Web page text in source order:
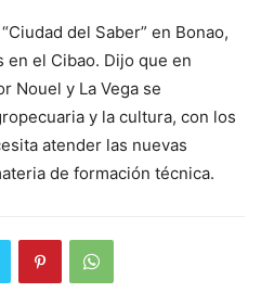
del Saber” en Bonao,
en el Cibao. Dijo que en
Nouel y La Vega se
y la cultura, con los
atender las nuevas
de formación técnica.